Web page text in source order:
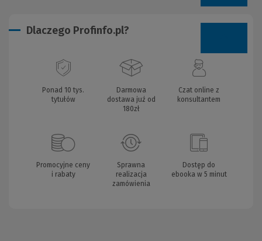
Dlaczego Profinfo.pl?
Ponad 10 tys.
tytułów
Darmowa
dostawa już od
180zł
Czat online z
konsultantem
Promocyjne ceny
i rabaty
Sprawna
realizacja
zamówienia
Dostęp do
ebooka w 5 minut